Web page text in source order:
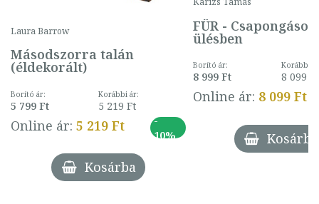
Laura Barrow
Másodszorra talán
(éldekorált)
Borító ár:
5 799 Ft
Korábbi ár:
5 219 Ft
Online ár: 5 219 Ft
-
10%
Kosárba
FÜR -
ülésben
Borító ár:
8 999 Ft
Korábbi
8 099 Ft
Online ár: 8 099 Ft
Kosárba